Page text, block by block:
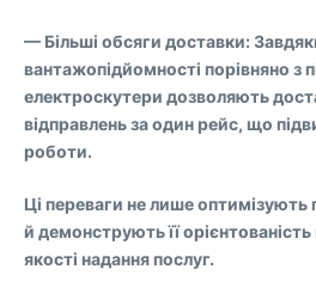
— Більші обсяги доставки:
вантажопідйомності порівняно з
електроскутери дозволяють
відправлень за один рейс, що
роботи.
Ці переваги не лише
й демонструють її
якості надання послуг.